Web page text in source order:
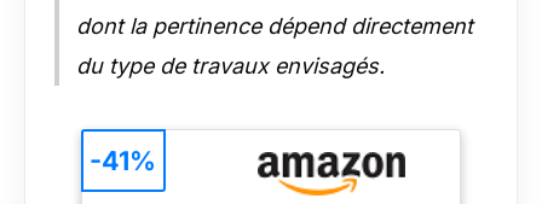
dont la pertinence dépend directement
du type de travaux envisagés.
-41%